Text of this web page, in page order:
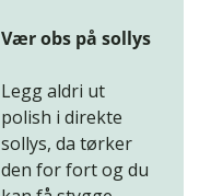
Vær obs på sollys
Legg aldri ut
polish i direkte
sollys, da tørker
den for fort og du